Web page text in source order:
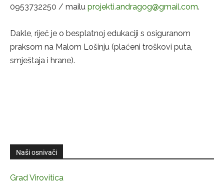
0953732250 / mailu projekti.andragog@gmail.com.
Dakle, riječ je o besplatnoj edukaciji s osiguranom
praksom na Malom Lošinju (plaćeni troškovi puta,
smještaja i hrane).
Naši osnivači
Grad Virovitica